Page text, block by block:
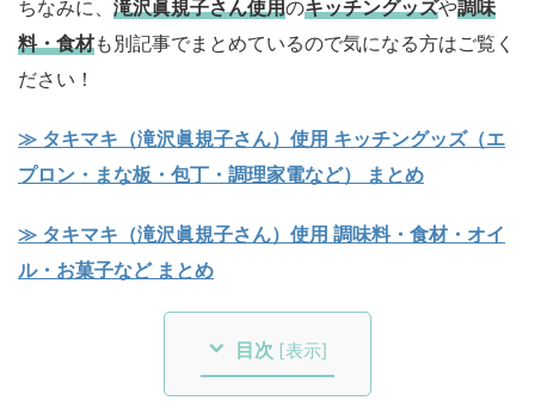
ちなみに、 滝沢眞規子さん使用のキッチングッズや調味
料・食材も別記事でまとめているので気になる方はご覧く
ださい！
≫ タキマキ（滝沢眞規子さん）使用 キッチングッズ（エ
プロン・まな板・包丁・調理家電など） まとめ
≫ タキマキ（滝沢眞規子さん）使用 調味料・食材・オイ
ル・お菓子など まとめ
目次 [表示]